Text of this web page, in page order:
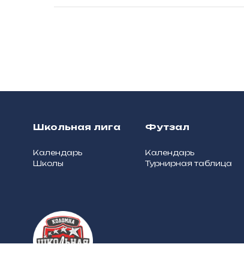
Школьная лига
Календарь
Школы
Футзал
Календарь
Турнирная таблица